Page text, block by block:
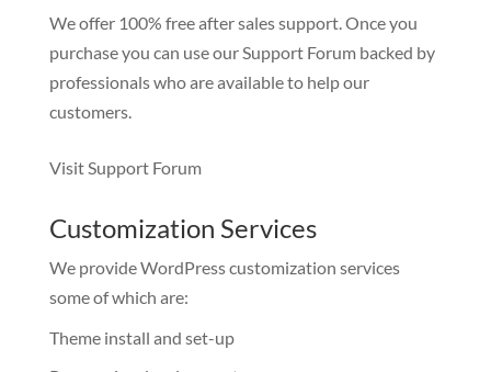
We offer 100% free after sales support. Once you
purchase you can use ourSupport Forumbacked by
professionals who are available to help our
customers.
Visit Support Forum
Customization Services
We provide WordPress customization services
some of which are:
Theme install and set-up